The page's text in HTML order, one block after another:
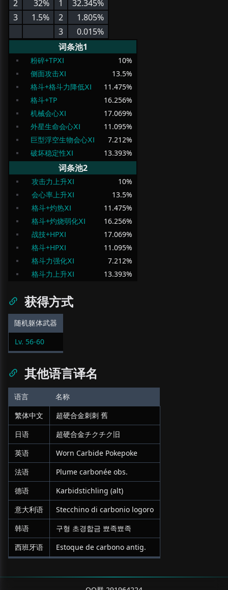
2
32% 1
32.345%
3
1.5% 2
1.805%
3
0.015%
词条池1
粉碎+TPⅩⅠ 10%
侧面攻击ⅩⅠ
13.5%
格斗+格斗力降低ⅩⅠ
11.475%
格斗+TP
16.256%
机械会心ⅩⅠ
17.069%
外星生命会心ⅩⅠ
11.095%
巨型浮空生物会心ⅩⅠ
7.212%
破坏稳定性ⅩⅠ
13.393%
词条池2
攻击力上升ⅩⅠ 10%
会心率上升ⅩⅠ
13.5%
格斗+灼热ⅩⅠ
11.475%
格斗+灼烧弱化ⅩⅠ
16.256%
战技+HPⅩⅠ
17.069%
格斗+HPⅩⅠ
11.095%
格斗力强化ⅩⅠ
7.212%
格斗力上升ⅩⅠ
13.393%
获得方式
随机躯体武器
Lv. 56-60
其他语言译名
语言
名称
繁体中文
超硬合金刺刺 舊
日语
超硬合金チクチク旧
英语
Worn Carbide Pokepoke
法语
Plume carbonée obs.
德语
Karbidstichling (alt)
意大利语
Stecchino di carbonio logoro
韩语
구형 초경합금 뾰족뾰족
西班牙语
Estoque de carbono antig.